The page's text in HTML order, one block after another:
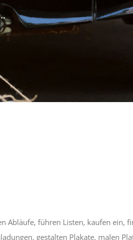
Abläufe, führen Listen, kaufen ein,
gestalten Plakate, malen